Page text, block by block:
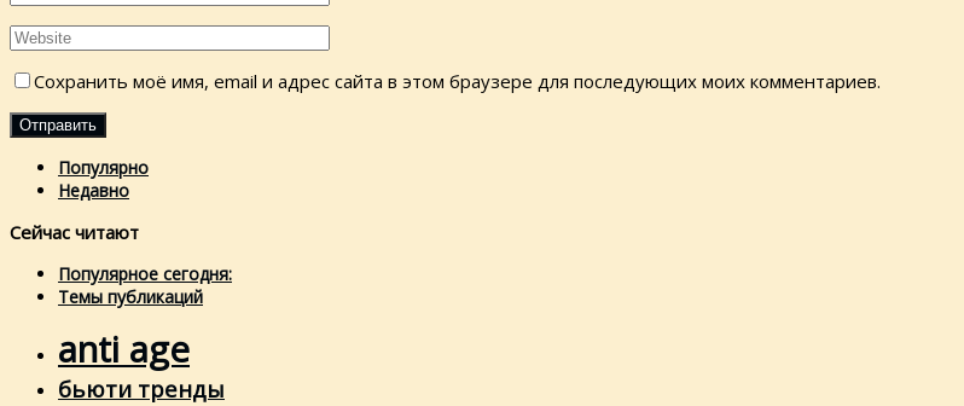
Сохранить моё имя, email и адрес сайта в этом браузере для последующих моих комментариев.
Популярно
Недавно
Сейчас читают
Популярное сегодня:
Темы публикаций
anti age
бьюти тренды